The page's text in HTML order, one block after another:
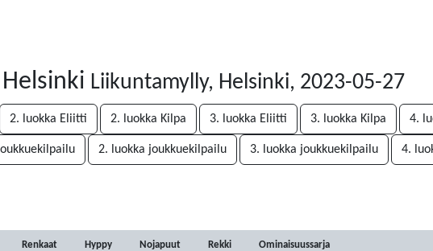
Liikuntamylly, Helsinki, 2023-05-27
2. luokka Eliitti 2. luokka Kilpa 3. luokka Eliitti 3. luokka Kilpa 4.
2. luokka joukkuekilpailu 3. luokka joukkuekilpailu 4.
Renkaat Hyppy Nojapuut Rekki Ominaisuussarja